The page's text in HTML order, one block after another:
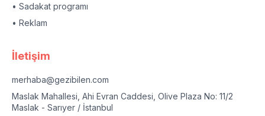
• Sadakat programı
• Reklam
İletişim
merhaba@gezibilen.com
Maslak Mahallesi, Ahi Evran Caddesi, Olive Plaza No: 11/2
Maslak - Sarıyer / İstanbul